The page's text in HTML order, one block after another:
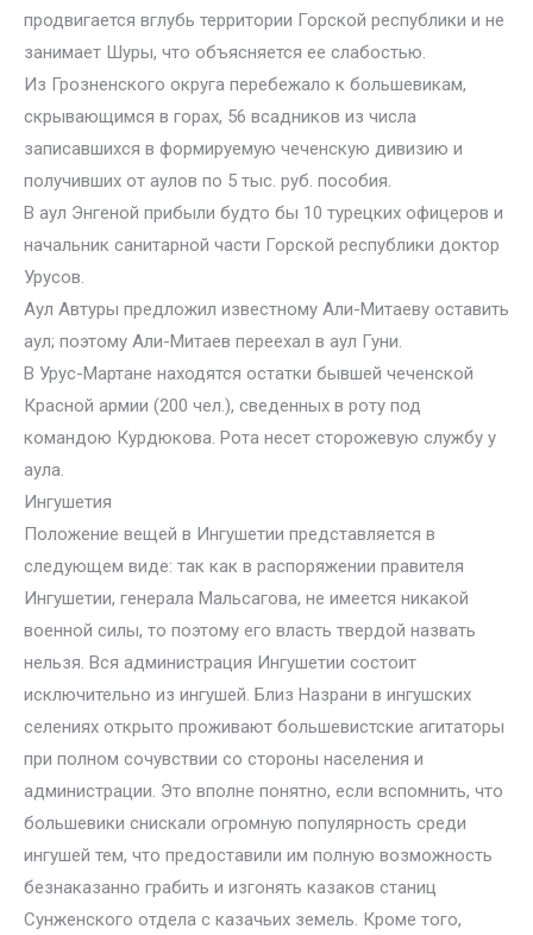
продвигается вглубь территории Горской республики и не
занимает Шуры, что объясняется ее слабостью.
Из Грозненского округа перебежало к большевикам,
скрывающимся в горах, 56 всадников из числа
записавшихся в формируемую чеченскую дивизию и
получивших от аулов по 5 тыс. руб. пособия.
В аул Энгеной прибыли будто бы 10 турецких офицеров и
начальник санитарной части Горской республики доктор
Урусов.
Аул Автуры предложил известному Али-Митаеву оставить
аул; поэтому Али-Митаев переехал в аул Гуни.
В Урус-Мартане находятся остатки бывшей чеченской
Красной армии (200 чел.), сведенных в роту под
командою Курдюкова. Рота несет сторожевую службу у
аула.
Ингушетия
Положение вещей в Ингушетии представляется в
следующем виде: так как в распоряжении правителя
Ингушетии, генерала Мальсагова, не имеется никакой
военной силы, то поэтому его власть твердой назвать
нельзя. Вся администрация Ингушетии состоит
исключительно из ингушей. Близ Назрани в ингушских
селениях открыто проживают большевистские агитаторы
при полном сочувствии со стороны населения и
администрации. Это вполне понятно, если вспомнить, что
большевики снискали огромную популярность среди
ингушей тем, что предоставили им полную возможность
безнаказанно грабить и изгонять казаков станиц
Сунженского отдела с казачьих земель. Кроме того,